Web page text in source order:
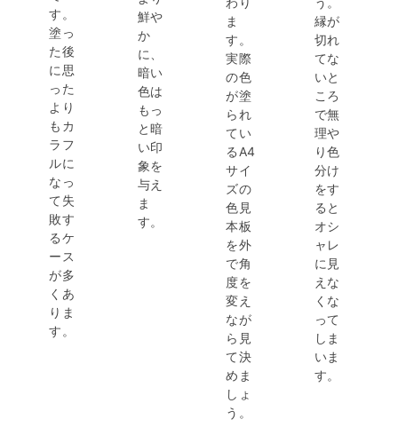
す。
塗っ
た後
に思
った
より
もカ
ラフ
ルに
なっ
て失
敗す
るケ
ース
が多
くあ
りま
す。
鮮や
か
に、
暗い
色は
もっ
と暗
い印
象を
与え
ま
す。
ま
す。
実際
の色
が塗
られ
てい
るA4
サイ
ズの
色見
本板
を外
で角
度を
変え
なが
ら見
て決
めま
しょ
う。
縁が
切れ
てな
いと
ころ
で無
理や
り色
分け
をす
ると
オシ
ャレ
に見
えな
くな
って
しま
いま
す。